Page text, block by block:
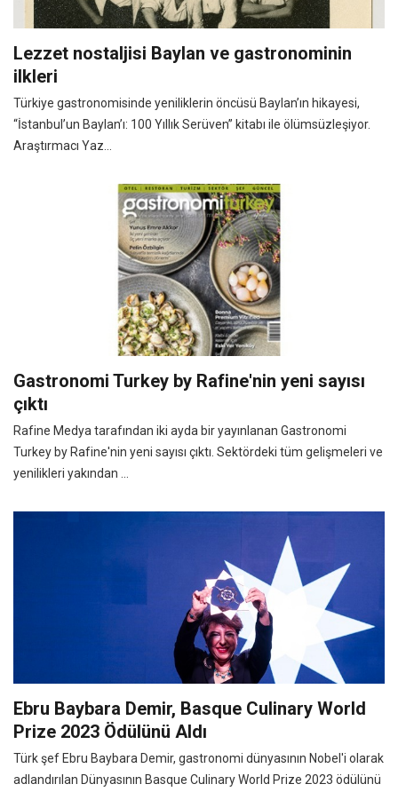
Lezzet nostaljisi Baylan ve gastronominin
ilkleri
Türkiye gastronomisinde yeniliklerin öncüsü Baylan’ın hikayesi,
“İstanbul’un Baylan’ı: 100 Yıllık Serüven” kitabı ile ölümsüzleşiyor.
Araştırmacı Yaz...
Gastronomi Turkey by Rafine'nin yeni sayısı
çıktı
Rafine Medya tarafından iki ayda bir yayınlanan Gastronomi
Turkey by Rafine'nin yeni sayısı çıktı. Sektördeki tüm gelişmeleri ve
yenilikleri yakından ...
Ebru Baybara Demir, Basque Culinary World
Prize 2023 Ödülünü Aldı
Türk şef Ebru Baybara Demir, gastronomi dünyasının Nobel'i olarak
adlandırılan Dünyasının Basque Culinary World Prize 2023 ödülünü